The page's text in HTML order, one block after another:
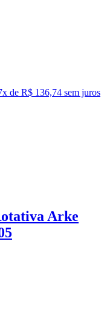
x de R$ 136,74 sem juros
Arke